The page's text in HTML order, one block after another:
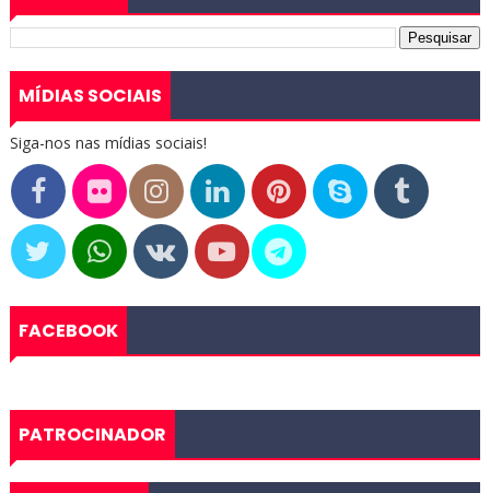
MÍDIAS SOCIAIS
Siga-nos nas mídias sociais!
FACEBOOK
PATROCINADOR